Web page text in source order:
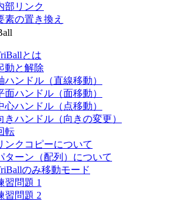
部リンク
素の置き換え
とは
動と解除
ハンドル（直線移動）
面ハンドル（面移動）
心ハンドル（点移動）
きハンドル（向きの変更）
転
ンクコピーについて
ターン（配列）について
のみ移動モード
習問題 1
習問題 2